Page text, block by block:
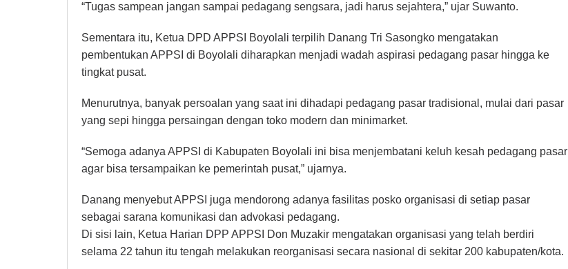
“Tugas sampean jangan sampai pedagang sengsara, jadi harus sejahtera,” ujar Suwanto.
Sementara itu, Ketua DPD APPSI Boyolali terpilih Danang Tri Sasongko mengatakan
pembentukan APPSI di Boyolali diharapkan menjadi wadah aspirasi pedagang pasar hingga ke
tingkat pusat.
Menurutnya, banyak persoalan yang saat ini dihadapi pedagang pasar tradisional, mulai dari pasar
yang sepi hingga persaingan dengan toko modern dan minimarket.
“Semoga adanya APPSI di Kabupaten Boyolali ini bisa menjembatani keluh kesah pedagang pasar
agar bisa tersampaikan ke pemerintah pusat,” ujarnya.
Danang menyebut APPSI juga mendorong adanya fasilitas posko organisasi di setiap pasar
sebagai sarana komunikasi dan advokasi pedagang.
Di sisi lain, Ketua Harian DPP APPSI Don Muzakir mengatakan organisasi yang telah berdiri
selama 22 tahun itu tengah melakukan reorganisasi secara nasional di sekitar 200 kabupaten/kota.